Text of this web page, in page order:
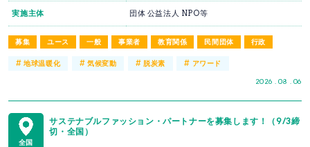
募集 ユース 一般 事業者 教育関係 民間団体 行政
2026 . 08 . 06
実施主体 団体 公益法人 NPO等
#地球温暖化 # 気候変動 #脱炭素 # アワード
全国
サステナブルファッション・パートナーを募集します！（9/3締
切・全国）